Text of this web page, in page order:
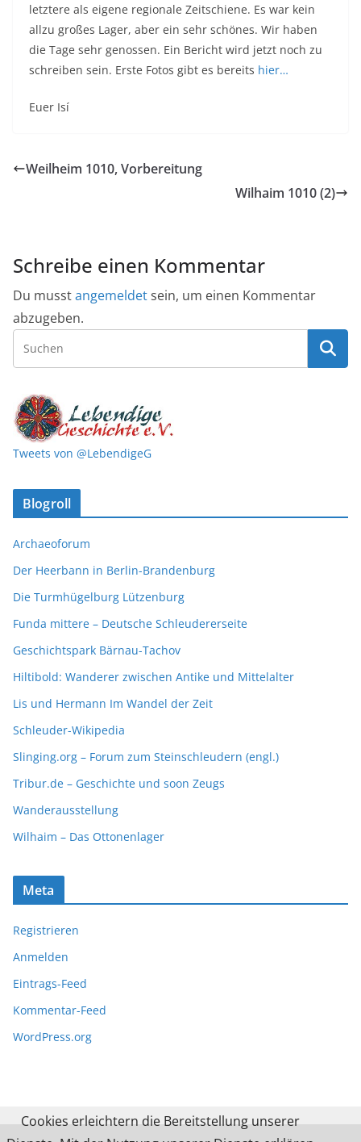
letztere als eigene regionale Zeitschiene. Es war kein
allzu großes Lager, aber ein sehr schönes. Wir haben
die Tage sehr genossen. Ein Bericht wird jetzt noch zu
schreiben sein. Erste Fotos gibt es bereits hier…
Euer Isí
Weilheim 1010, Vorbereitung
Wilhaim 1010 (2)
Schreibe einen Kommentar
Du musstangemeldetsein, um einen Kommentar
abzugeben.
Tweets von @LebendigeG
Blogroll
Archaeoforum
Der Heerbann in Berlin-Brandenburg
Die Turmhügelburg Lützenburg
Funda mittere – Deutsche Schleudererseite
Geschichtspark Bärnau-Tachov
Hiltibold: Wanderer zwischen Antike und Mittelalter
Lis und Hermann Im Wandel der Zeit
Schleuder-Wikipedia
Slinging.org – Forum zum Steinschleudern (engl.)
Tribur.de – Geschichte und soon Zeugs
Wanderausstellung
Wilhaim – Das Ottonenlager
Meta
Registrieren
Anmelden
Eintrags-Feed
Kommentar-Feed
WordPress.org
Cookies erleichtern die Bereitstellung unserer